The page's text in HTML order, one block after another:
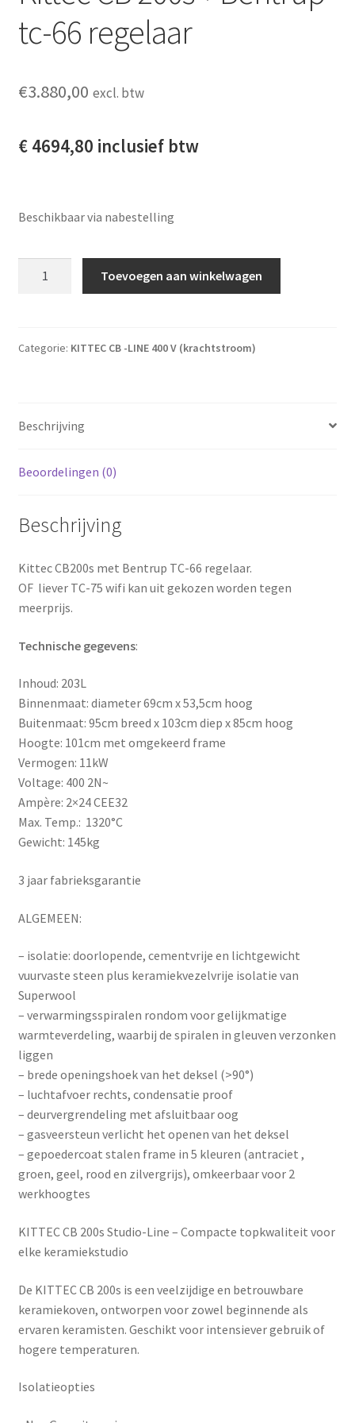
tc-66 regelaar
€3.880,00 excl. btw
€ 4694,80 inclusief btw
Beschikbaar via nabestelling
Toevoegen aan winkelwagen
Categorie: KITTEC CB -LINE 400 V (krachtstroom)
Beschrijving
Beoordelingen (0)
Beschrijving
Kittec CB200s met Bentrup TC-66 regelaar.
OF liever TC-75 wifi kan uit gekozen worden tegen
meerprijs.
Technische gegevens:
Inhoud: 203L
Binnenmaat: diameter 69cm x 53,5cm hoog
Buitenmaat: 95cm breed x 103cm diep x 85cm hoog
Hoogte: 101cm met omgekeerd frame
Vermogen: 11kW
Voltage: 400 2N~
Ampère: 2×24 CEE32
Max. Temp.: 1320°C
Gewicht: 145kg
3 jaar fabrieksgarantie
ALGEMEEN:
– isolatie: doorlopende, cementvrije en lichtgewicht
vuurvaste steen plus keramiekvezelvrije isolatie van
Superwool
– verwarmingsspiralen rondom voor gelijkmatige
warmteverdeling, waarbij de spiralen in gleuven verzonken
liggen
– brede openingshoek van het deksel (>90°)
– luchtafvoer rechts, condensatie proof
– deurvergrendeling met afsluitbaar oog
– gasveersteun verlicht het openen van het deksel
– gepoedercoat stalen frame in 5 kleuren (antraciet ,
groen, geel, rood en zilvergrijs), omkeerbaar voor 2
werkhoogtes
KITTEC CB 200s Studio-Line – Compacte topkwaliteit voor
elke keramiekstudio
De KITTEC CB 200s is een veelzijdige en betrouwbare
keramiekoven, ontworpen voor zowel beginnende als
ervaren keramisten. Geschikt voor intensiever gebruik of
hogere temperaturen.
Isolatieopties